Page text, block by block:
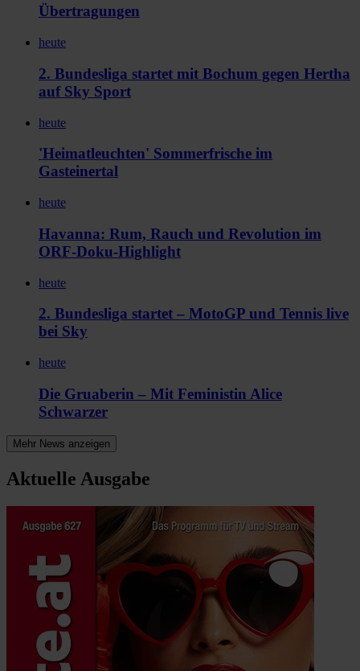
Übertragungen
heute
2. Bundesliga startet mit Bochum gegen Hertha
auf Sky Sport
heute
'Heimatleuchten' Sommerfrische im
Gasteinertal
heute
Havanna: Rum, Rauch und Revolution im
ORF-Doku-Highlight
heute
2. Bundesliga startet – MotoGP und Tennis live
bei Sky
heute
Die Gruaberin – Mit Feministin Alice
Schwarzer
Mehr News anzeigen
Aktuelle Ausgabe